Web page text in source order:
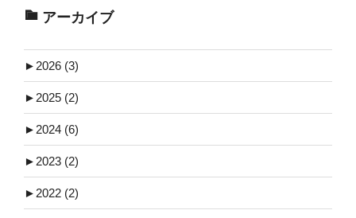
アーカイブ
► 2026 (3)
► 2025 (2)
► 2024 (6)
► 2023 (2)
► 2022 (2)